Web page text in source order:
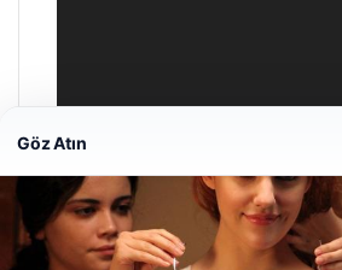
Enes Kaplan Avukatlık Bürosu
28/04/2026
Göz Atın